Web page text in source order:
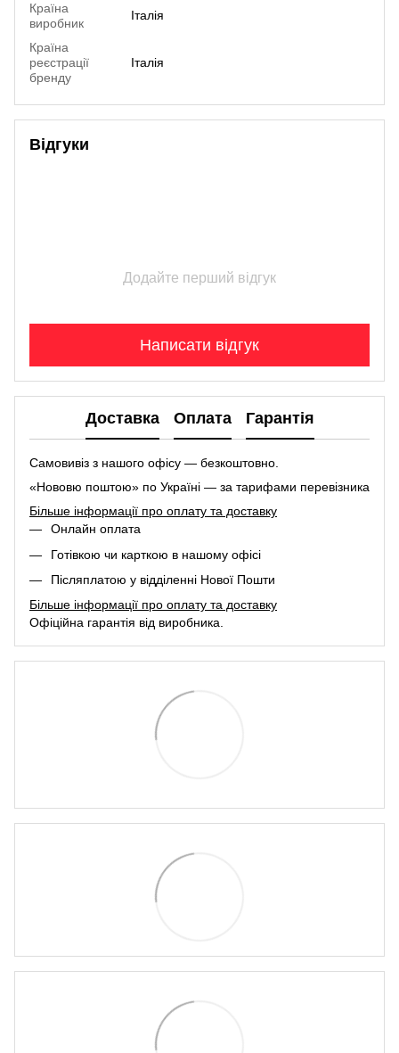
Країна
виробник
Італія
Країна
реєстрації
бренду
Італія
Відгуки
Додайте перший відгук
Написати відгук
Доставка Оплата Гарантія
Самовивіз з нашого офісу — безкоштовно.
«Нововю поштою» по Україні — за тарифами перевізника
Більше інформації про оплату та доставку
Онлайн оплата
Готівкою чи карткою в нашому офісі
Післяплатою у відділенні Нової Пошти
Більше інформації про оплату та доставку
Офіційна гарантія від виробника.